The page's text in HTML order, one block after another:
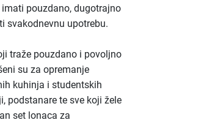
pouzdano, dugotrajno
svakodnevnu upotrebu.
traže pouzdano i povoljno
su za opremanje
kuhinja i studentskih
podstanare te sve koji žele
set lonaca za